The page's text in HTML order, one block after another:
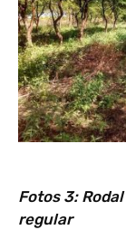
Fotos 3:
regular